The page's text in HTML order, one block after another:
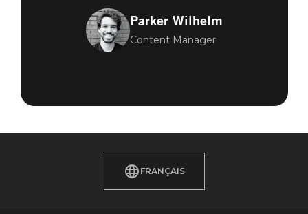
Parker Wilhelm
Content Manager
FRANÇAIS